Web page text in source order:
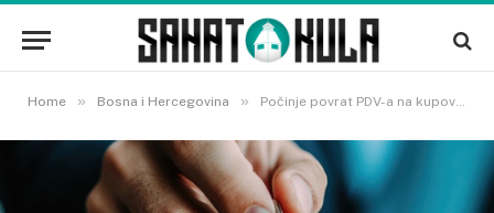
Home » Bosna i Hercegovina » Počinje povrat PDV-a na kupovinu prvog stana: Ko ima pravo i kako do novca